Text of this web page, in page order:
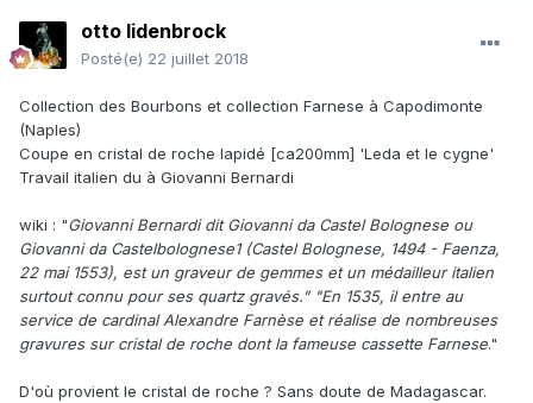
otto lidenbrock
Posté(e) 22 juillet 2018
Collection des Bourbons et collection Farnese à Capodimonte
(Naples)
Coupe en cristal de roche lapidé [ca200mm] 'Leda et le cygne'
Travail italien du à Giovanni Bernardi
wiki : "Giovanni Bernardi dit Giovanni da Castel Bolognese ou
Giovanni da Castelbolognese1 (Castel Bolognese, 1494 - Faenza,
22 mai 1553), est un graveur de gemmes et un médailleur italien
surtout connu pour ses quartz gravés." "En 1535, il entre au
service de cardinal Alexandre Farnèse et réalise de nombreuses
gravures sur cristal de roche dont la fameuse cassette Farnese."
D'où provient le cristal de roche ? Sans doute de Madagascar.